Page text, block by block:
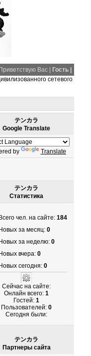
Вас | Гость |
сетевого
テンカラ
Google Translate
by Translate
テンカラ
Статистика
чел. на сайте: 184
за месяц:0
за неделю:0
вчера:0
сегодня:0
Сейчас на сайте:
Онлайн всего:1
Гостей:1
Пользователей:0
Cегодня были:
テンカラ
Партнеры сайта